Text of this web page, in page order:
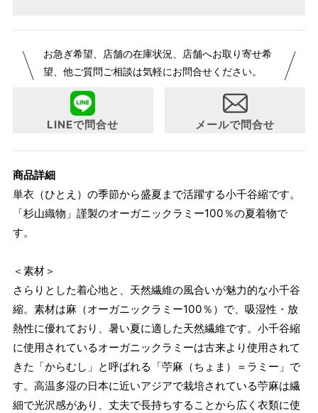
が変更になりました。パターンオーダーは、お客様のお声か
らよりお召しになりやすい寸法に変更いたしました。変更点
について詳細をお知りになりたい方はお問い合わせくださ
お急ぎ希望、店舗の在庫状況、店舗へお取り寄せ希
望、他ご質問ご相談は気軽にお問合せください。
LINEで問合せ メールで問合せ
商品詳細
単衣（ひとえ）の季節から盛夏まで活躍する小千谷縮です。
「杉山織物」謹製のオーガニックラミー100％の夏着物で
す。
＜素材＞
さらりとした着心地と、天然繊維の風合いが魅力的な小千谷
縮。素材は麻（オーガニックラミー100％）で、吸湿性・放
熱性に優れており、暑い夏に適した天然繊維です。小千谷縮
に使用されているオーガニックラミーは古来より使用されて
きた「からむし」と呼ばれる「苧麻（ちょま）＝ラミー」で
す。高温多湿の日本に近いアジアで栽培されている苧麻は繊
細で光沢感があり、丈夫で長持ちすることから広く衣類に使